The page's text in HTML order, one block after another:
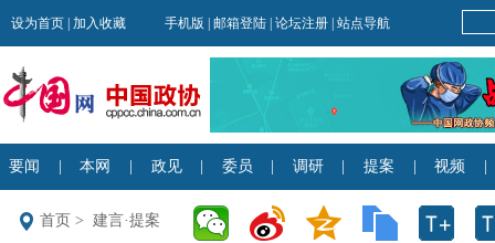
首页 > 建言·提案